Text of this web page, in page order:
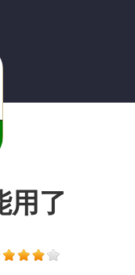
用了